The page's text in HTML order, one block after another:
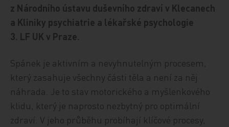
z Národního ústavu duševního zdraví v Klecanech
a Kliniky psychiatrie a lékařské psychologie
3. LF UK v Praze.
Spánek je aktivním a nevyhnutelným procesem,
který zasahuje všechny části těla a není za něj
náhrada. Je to stav motorického a myšlenkového
klidu, který je naprosto nezbytný pro optimální
zdraví. V jeho průběhu probíhají klíčové procesy,